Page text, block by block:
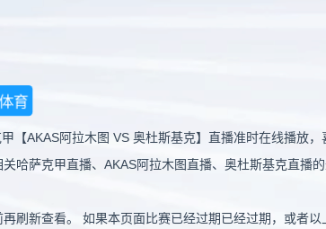
育
【AKAS阿拉木图 VS 奥杜斯基克】直播准时在线播放
哈萨克甲直播、AKAS阿拉木图直播、奥杜斯基克直播
刷新查看。 如果本页面比赛已经过期已经过期，或者